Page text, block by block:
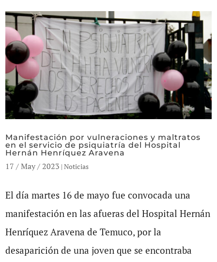
Manifestación por vulneraciones y maltratos
en el servicio de psiquiatría del Hospital
Hernán Henríquez Aravena
17 / May / 2023 |Noticias
El día martes 16 de mayo fue convocada una
manifestación en las afueras del Hospital Hernán
Henríquez Aravena de Temuco, por la
desaparición de una joven que se encontraba